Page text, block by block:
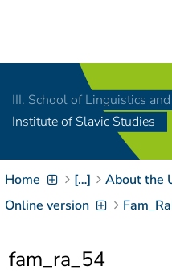
[
Zum
[Access-
Zur
[
Zur
springen
III. School of Linguistics
Institute of Slavic Studies
Home […] About the
Online version
fam_ra_54